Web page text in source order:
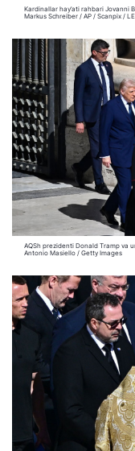
Kardinallar hay’ati rahbari Jovanni
Markus Schreiber / AP / Scanpix /
AQSh prezidenti Donald Tramp va
Antonio Masiello / Getty Images